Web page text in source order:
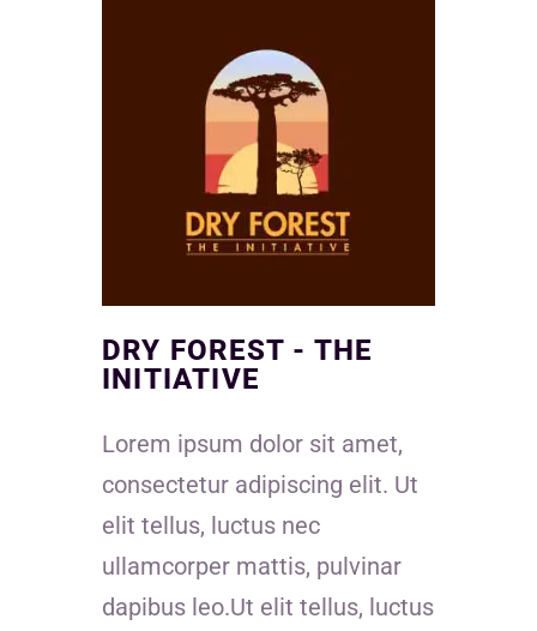
DRY FOREST - THE
INITIATIVE
Lorem ipsum dolor sit amet,
consectetur adipiscing elit. Ut
elit tellus, luctus nec
ullamcorper mattis, pulvinar
dapibus leo.Ut elit tellus, luctus